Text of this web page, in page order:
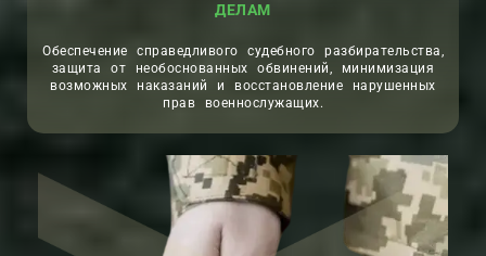
ДЕЛАМ
Обеспечение справедливого судебного разбирательства,
защита от необоснованных обвинений, минимизация
возможных наказаний и восстановление нарушенных
прав военнослужащих.